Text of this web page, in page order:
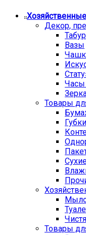
Декор,
Вазы
Часы
Товары
Товары